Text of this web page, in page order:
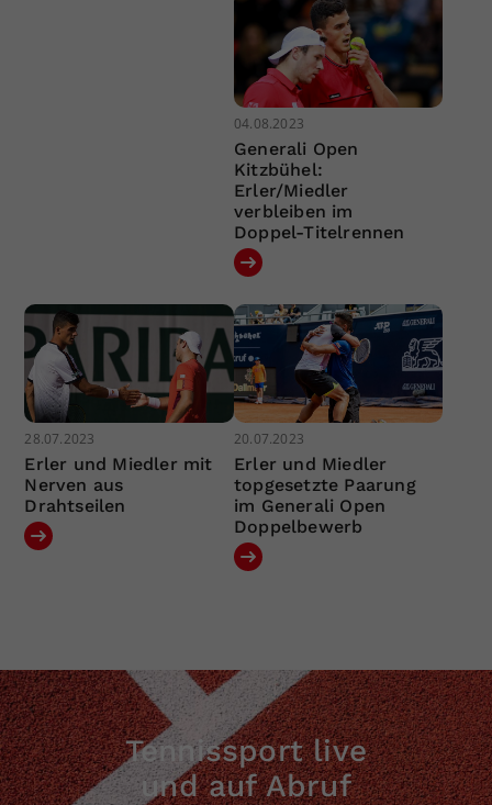
04.08.2023
Generali Open
Kitzbühel:
Erler/Miedler
verbleiben im
Doppel-Titelrennen
28.07.2023
Erler und Miedler mit
Nerven aus
Drahtseilen
20.07.2023
Erler und Miedler
topgesetzte Paarung
im Generali Open
Doppelbewerb
Tennissport live
und auf Abruf